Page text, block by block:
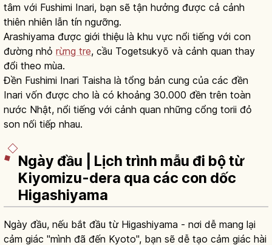
tâm với Fushimi Inari, bạn sẽ tận hưởng được cả cảnh
thiên nhiên lẫn tín ngưỡng.
Arashiyama được giới thiệu là khu vực nổi tiếng với con
đường nhỏ rừng tre, cầu Togetsukyō và cảnh quan thay
đổi theo mùa.
Đền Fushimi Inari Taisha là tổng bản cung của các đền
Inari vốn được cho là có khoảng 30.000 đền trên toàn
nước Nhật, nổi tiếng với cảnh quan những cổng torii đỏ
son nối tiếp nhau.
Ngày đầu | Lịch trình mẫu đi bộ từ
Kiyomizu-dera qua các con dốc
Higashiyama
Ngày đầu, nếu bắt đầu từ Higashiyama - nơi dễ mang lại
cảm giác "mình đã đến Kyoto", bạn sẽ dễ tạo cảm giác hài